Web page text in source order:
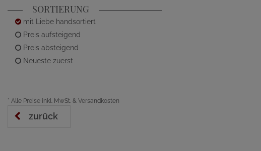
SORTIERUNG
mit Liebe handsortiert
Preis aufsteigend
Preis absteigend
Neueste zuerst
* Alle Preise inkl. MwSt. & Versandkosten
zurück